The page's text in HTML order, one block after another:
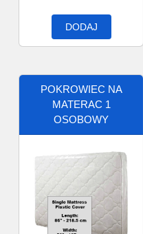
DODAJ
POKROWIEC NA
MATERAC 1
OSOBOWY